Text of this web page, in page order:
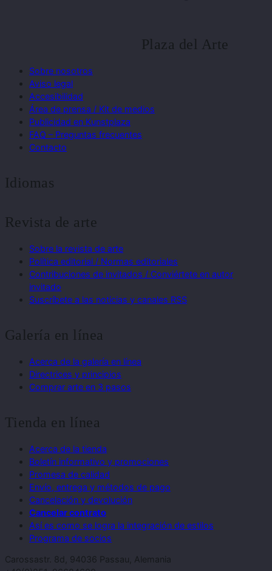
Plaza del Arte
Sobre nosotros
Aviso legal
Accesibilidad
Área de prensa / Kit de medios
Publicidad en Kunstplaza
FAQ – Preguntas frecuentes
Contacto
Idiomas
Revista de arte
Sobre la revista de arte
Política editorial / Normas editoriales
Contribuciones de invitados / Conviértete en autor
invitado
Suscríbete a las noticias y canales RSS
Galería en línea
Acerca de la galería en línea
Directrices y principios
Comprar arte en 3 pasos
Tienda en línea
Acerca de la tienda
Boletín informativo y promociones
Promesa de calidad
Envío, entrega y métodos de pago
Cancelación y devolución
Cancelar contrato
Así es como se logra la integración de estilos
Programa de socios
Carossastr. 8d, 94036 Passau, Alemania